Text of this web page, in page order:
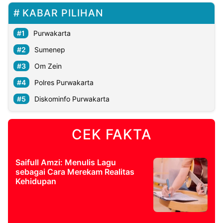
KABAR PILIHAN
Purwakarta
Sumenep
Om Zein
Polres Purwakarta
Diskominfo Purwakarta
CEK FAKTA
Saifull Amzi: Menulis Lagu
sebagai Cara Merekam Realitas
Kehidupan